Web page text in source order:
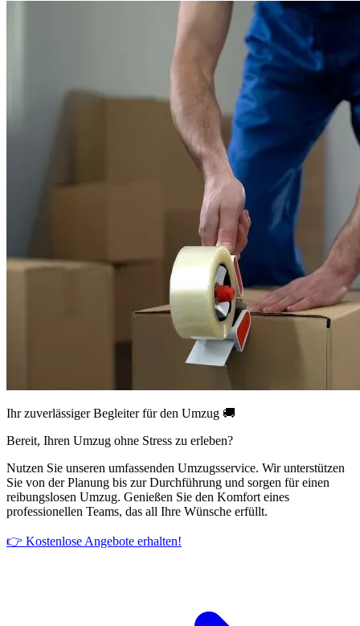
Ihr zuverlässiger Begleiter für den Umzug 🚚
Bereit, Ihren Umzug ohne Stress zu erleben?
Nutzen Sie unseren umfassenden Umzugsservice. Wir unterstützen
Sie von der Planung bis zur Durchführung und sorgen für einen
reibungslosen Umzug. Genießen Sie den Komfort eines
professionellen Teams, das all Ihre Wünsche erfüllt.
👉 Kostenlose Angebote erhalten!